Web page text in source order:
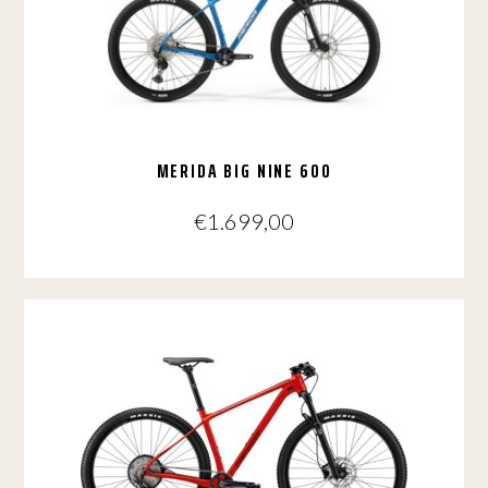
kan
gekozen
worden
MERIDA BIG NINE 600
€1.699,00
variaties.
Deze
optie
kan
gekozen
worden